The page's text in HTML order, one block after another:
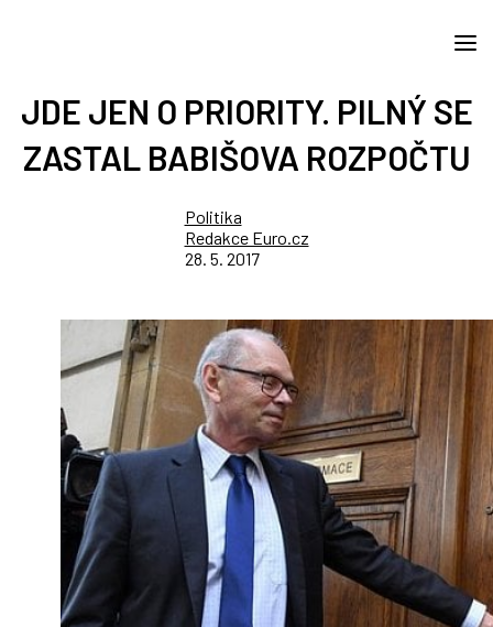
JDE JEN O PRIORITY. PILNÝ SE
ZASTAL BABIŠOVA ROZPOČTU
Politika
Redakce Euro.cz
28. 5. 2017